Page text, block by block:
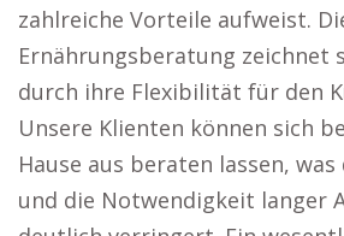
zahlreiche Vorteile aufweist.
Ernährungsberatung zeichnet
durch ihre Flexibilität für den
Unsere Klienten können sich
Hause aus beraten lassen,
und die Notwendigkeit langer